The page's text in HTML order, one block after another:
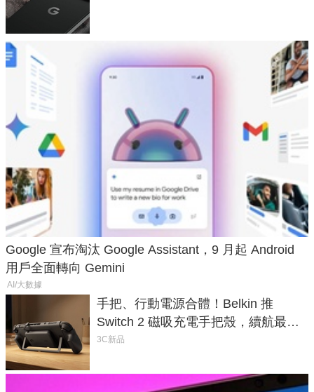
Google 宣布淘汰 Google Assistant，9 月起 Android
用戶全面轉向 Gemini
AI/大數據
手把、行動電源合體！Belkin 推
Switch 2 磁吸充電手把殼，續航最高
延長 1.5 倍
3C新品